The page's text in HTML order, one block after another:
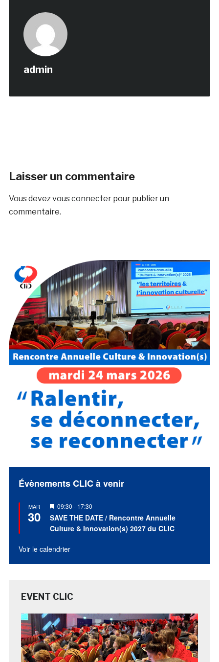
admin
Laisser un commentaire
Vous devezvous connecterpour publier un
commentaire.
Évènements CLIC à venir
MAR
30
Mis
en
avant
09:30 - 17:30
SAVE THE DATE / Rencontre Annuelle
Culture & Innovation(s) 2027 du CLIC
Voir le calendrier
EVENT CLIC